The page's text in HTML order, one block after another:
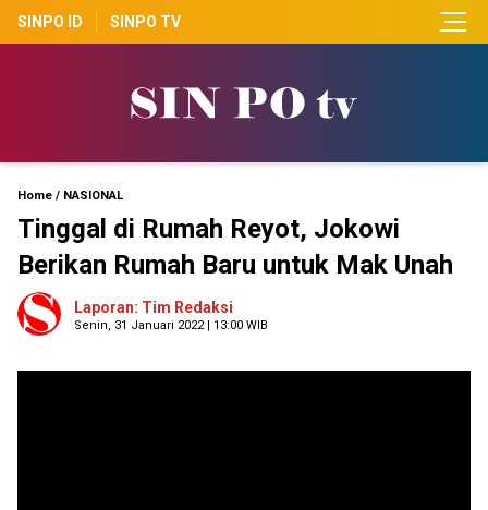
SINPO ID SINPO TV
Home / NASIONAL
Tinggal di Rumah Reyot, Jokowi
Berikan Rumah Baru untuk Mak Unah
Laporan: Tim Redaksi
Senin, 31 Januari 2022 | 13:00 WIB